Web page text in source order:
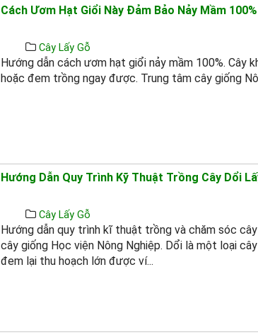
Cách Ươm Hạt Giổi Này Đảm Bảo Nảy Mầm 100%
Cây Lấy Gỗ
Hướng dẫn cách ươm hạt giổi nảy mầm 100%. Cây
hoặc đem trồng ngay được. Trung tâm cây giống
Hướng Dẫn Quy Trình Kỹ Thuật Trồng Cây Dổi
Cây Lấy Gỗ
Hướng dẫn quy trình kĩ thuật trồng và chăm sóc
cây giống Học viện Nông Nghiệp. Dổi là một loại
đem lại thu hoạch lớn được ví...